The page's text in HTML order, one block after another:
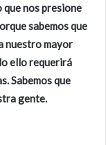
nos presione
sabemos que
nuestro mayor
ello requerirá
Sabemos que
gente.